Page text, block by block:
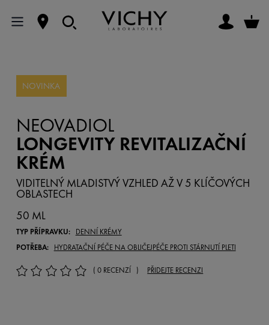
NOVINKA
NEOVADIOL
LONGEVITY REVITALIZAČNÍ
KRÉM
VIDITELNÝ MLADISTVÝ VZHLED AŽ V 5 KLÍČOVÝCH
OBLASTECH
50 ML
TYP PŘÍPRAVKU:
DENNÍ KRÉMY
POTŘEBA:
HYDRATAČNÍ PÉČE NA OBLIČEJPÉČE PROTI STÁRNUTÍ PLETI
( 0 RECENZÍ ) PŘIDEJTE RECENZI